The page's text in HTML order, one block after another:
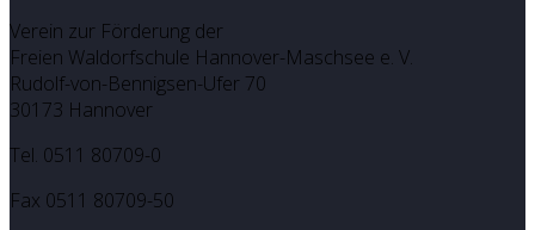
Verein zur Förderung der
Freien Waldorfschule Hannover-Maschsee e. V.
Rudolf-von-Bennigsen-Ufer 70
30173 Hannover
Tel. 0511 80709-0
Fax 0511 80709-50